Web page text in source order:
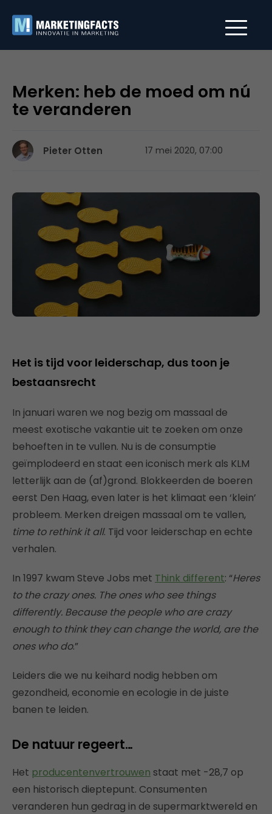
Merken: heb de moed om nú
te veranderen
Pieter Otten 17 mei 2020, 07:00
Het is tijd voor leiderschap, dus toon je
bestaansrecht
In januari waren we nog bezig om massaal de
meest exotische vakantie uit te zoeken om onze
behoeften in te vullen. Nu is de consumptie
geïmplodeerd en staat een iconisch merk als KLM
letterlijk aan de (af)grond. Blokkeerden de boeren
eerst Den Haag, even later is het klimaat een ‘klein’
probleem. Merken dreigen massaal om te vallen,
time to rethink it all. Tijd voor leiderschap en echte
verhalen.
In 1997 kwam Steve Jobs met Think different: “Heres
to the crazy ones. The ones who see things
differently. Because the people who are crazy
enough to think they can change the world, are the
ones who do.”
Leiders die we nu keihard nodig hebben om
gezondheid, economie en ecologie in de juiste
banen te leiden.
De natuur regeert…
Het producentenvertrouwen staat met -28,7 op
een historisch dieptepunt. Consumenten
veranderen hun gedrag in de supermarktwereld en